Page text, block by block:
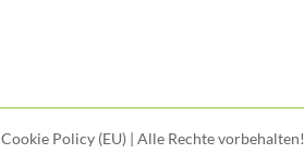
Cookie Policy (EU)| Alle Rechte vorbehalten!